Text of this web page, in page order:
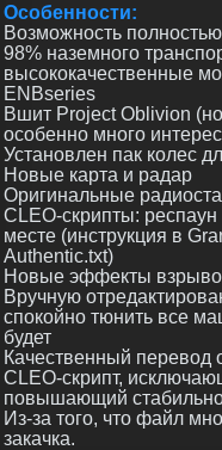
Особенности:
Возможность
98% наземного
высококачественные
ENBseries
Вшит Project Oblivion
особенно много
Установлен пак колес
Новые карта и радар
Оригинальные
CLEO-скрипты:
месте (инструкция в
Authentic.txt)
Новые эффекты
Вручную
спокойно тюнить все
будет
Качественный перевод
CLEO-скрипт,
повышающий
Из-за того, что файл
закачка.